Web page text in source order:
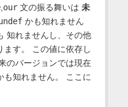
, our文の振る舞いは 未
かも知れません
知れませんし、その他
ます。 この値に依存し
のバージョンでは現在
も知れません。 ここに